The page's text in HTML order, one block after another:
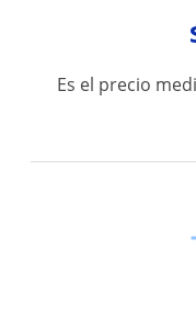
Es el precio